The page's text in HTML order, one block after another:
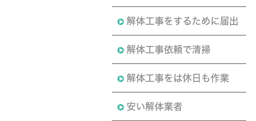
解体工事をするために届出
解体工事依頼で清掃
解体工事をは休日も作業
安い解体業者